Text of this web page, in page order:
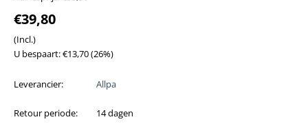
€39,80
(Incl.)
U bespaart:€13,70(26%)
Leverancier: Allpa
Retour periode: 14 dagen